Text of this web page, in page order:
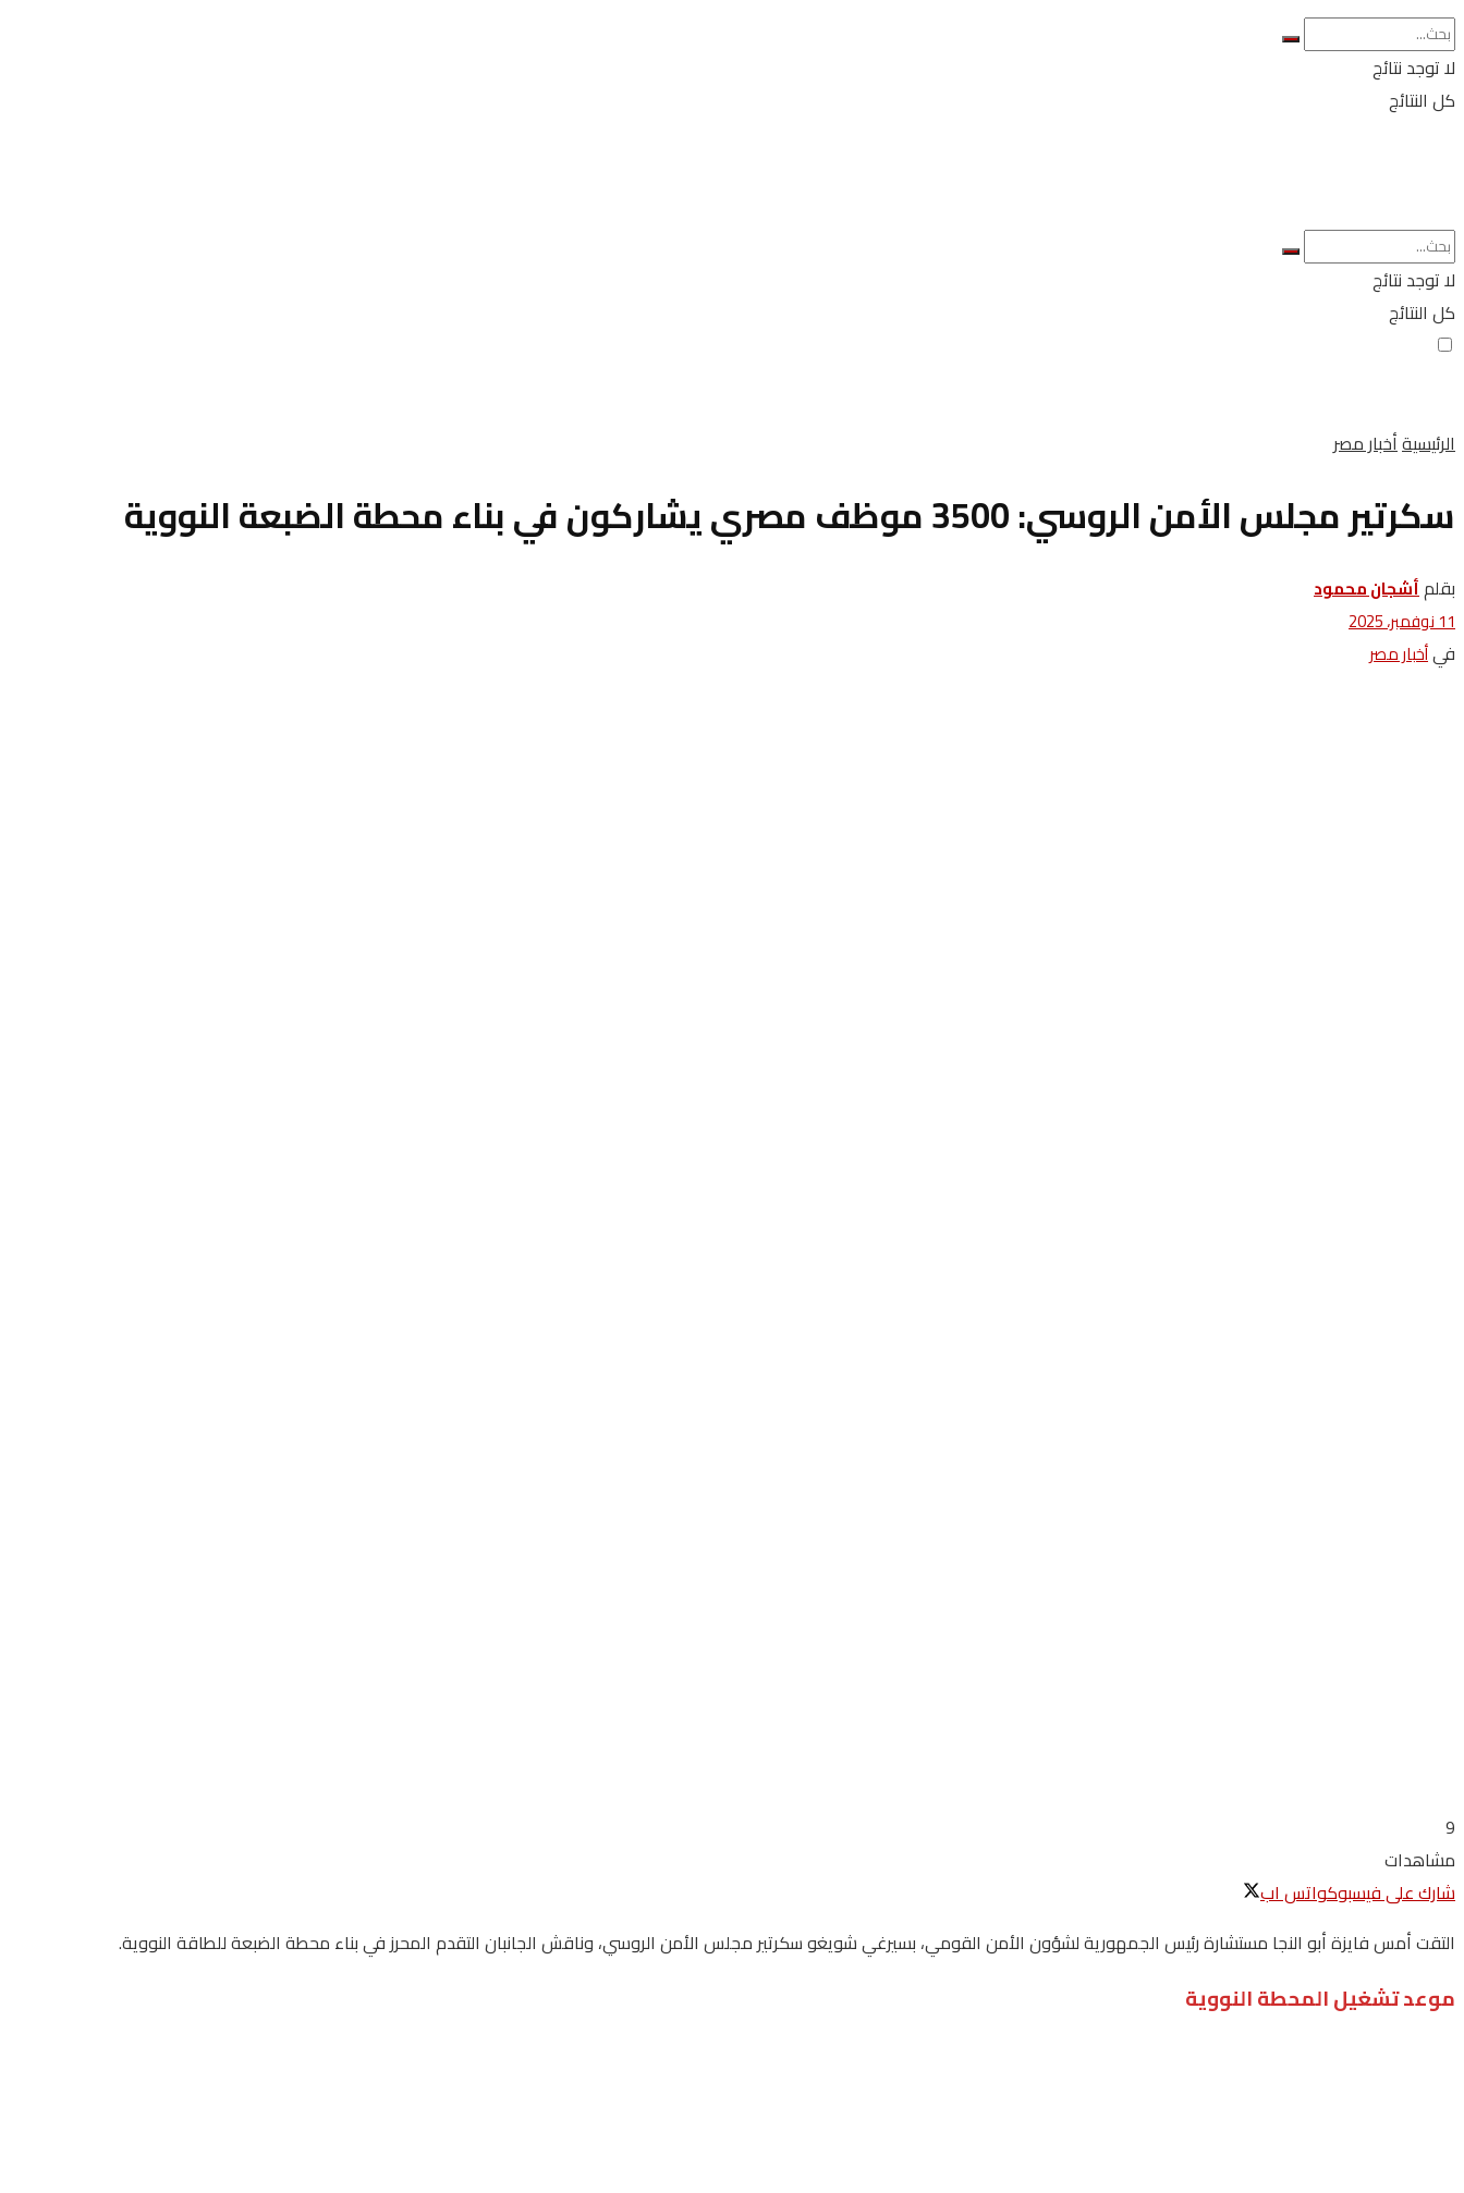
لا توجد نتائج
كل النتائج
لا توجد نتائج
كل النتائج
الرئيسيةأخبار مصر
سكرتير مجلس الأمن الروسي: 3500 موظف مصري يشاركون في بناء محطة الضبعة النووية
بقلمأشجان محمود
11 نوفمبر، 2025
فيأخبار مصر
9
مشاهدات
شارك على فيسبوكواتس اب
التقت أمس فايزة أبو النجا مستشارة رئيس الجمهورية لشؤون الأمن القومي، بسيرغي شويغو سكرتير مجلس الأمن الروسي، وناقش الجانبان التقدم المحرز في بناء محطة الضبعة للطاقة النووية.
موعد تشغيل المحطة النووية